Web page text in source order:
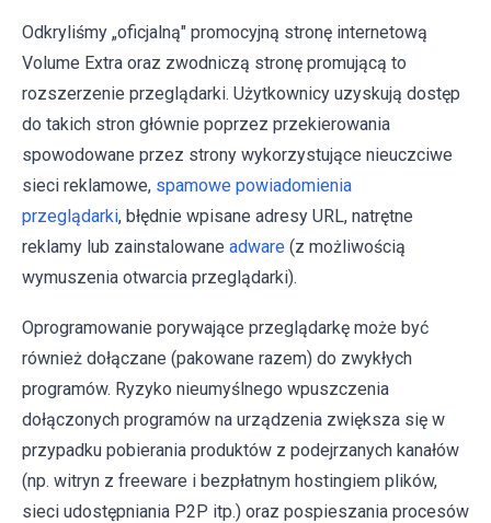
Odkryliśmy „oficjalną" promocyjną stronę internetową
Volume Extra oraz zwodniczą stronę promującą to
rozszerzenie przeglądarki. Użytkownicy uzyskują dostęp
do takich stron głównie poprzez przekierowania
spowodowane przez strony wykorzystujące nieuczciwe
sieci reklamowe, spamowe powiadomienia
przeglądarki, błędnie wpisane adresy URL, natrętne
reklamy lub zainstalowane adware (z możliwością
wymuszenia otwarcia przeglądarki).
Oprogramowanie porywające przeglądarkę może być
również dołączane (pakowane razem) do zwykłych
programów. Ryzyko nieumyślnego wpuszczenia
dołączonych programów na urządzenia zwiększa się w
przypadku pobierania produktów z podejrzanych kanałów
(np. witryn z freeware i bezpłatnym hostingiem plików,
sieci udostępniania P2P itp.) oraz pospieszania procesów